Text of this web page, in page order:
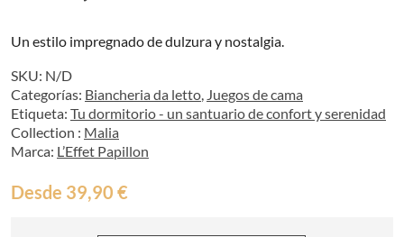
Un estilo impregnado de dulzura y nostalgia.
SKU: N/D
Categorías: Biancheria da letto, Juegos de cama
Etiqueta: Tu dormitorio - un santuario de confort y serenidad
Collection : Malia
Marca: L’Effet Papillon
Desde 39,90 €